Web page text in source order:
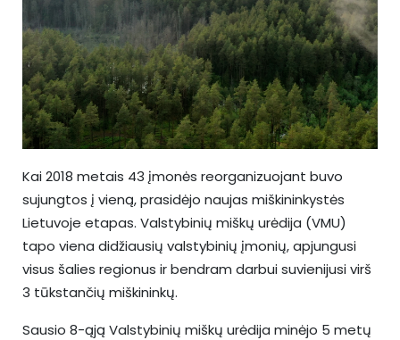
Kai 2018 metais 43 įmonės reorganizuojant buvo
sujungtos į vieną, prasidėjo naujas miškininkystės
Lietuvoje etapas. Valstybinių miškų urėdija (VMU)
tapo viena didžiausių valstybinių įmonių, apjungusi
visus šalies regionus ir bendram darbui suvienijusi virš
3 tūkstančių miškininkų.
Sausio 8-ąją Valstybinių miškų urėdija minėjo 5 metų